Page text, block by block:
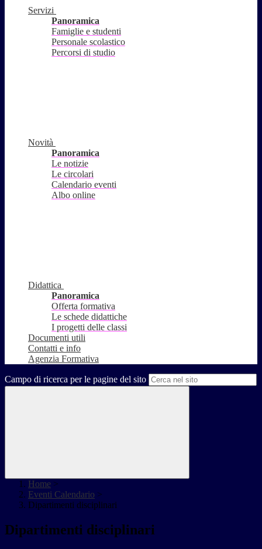
Servizi
Panoramica
Famiglie e studenti
Personale scolastico
Percorsi di studio
Novità
Panoramica
Le notizie
Le circolari
Calendario eventi
Albo online
Didattica
Panoramica
Offerta formativa
Le schede didattiche
I progetti delle classi
Documenti utili
Contatti e info
Agenzia Formativa
Campo di ricerca per le pagine del sito
Home >
Eventi Calendario >
Dipartimenti disciplinari
Dipartimenti disciplinari